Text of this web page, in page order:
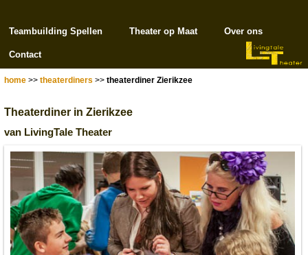
Teambuilding Spellen Theater op Maat Over ons
Contact
home >> theaterdiners >> theaterdiner Zierikzee
Theaterdiner in Zierikzee
van LivingTale Theater